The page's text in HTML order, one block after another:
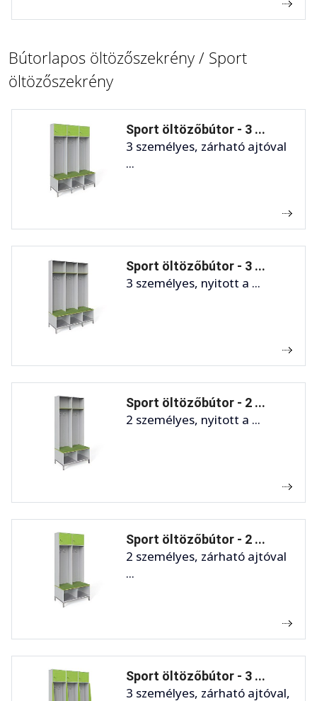
Bútorlapos öltözőszekrény / Sport
öltözőszekrény
Sport öltözőbútor - 3 ...
3 személyes, zárható ajtóval
...
Sport öltözőbútor - 3 ...
3 személyes, nyitott a ...
Sport öltözőbútor - 2 ...
2 személyes, nyitott a ...
Sport öltözőbútor - 2 ...
2 személyes, zárható ajtóval
...
Sport öltözőbútor - 3 ...
3 személyes, zárható ajtóval,